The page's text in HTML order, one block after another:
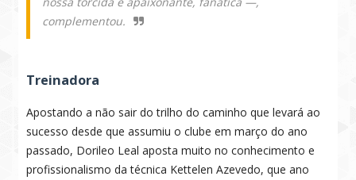
complementou.
Treinadora
Apostando a não sair do trilho do caminho que levará ao
sucesso desde que assumiu o clube em março do ano
passado, Dorileo Leal aposta muito no conhecimento e
profissionalismo da técnica Kettelen Azevedo, que ano